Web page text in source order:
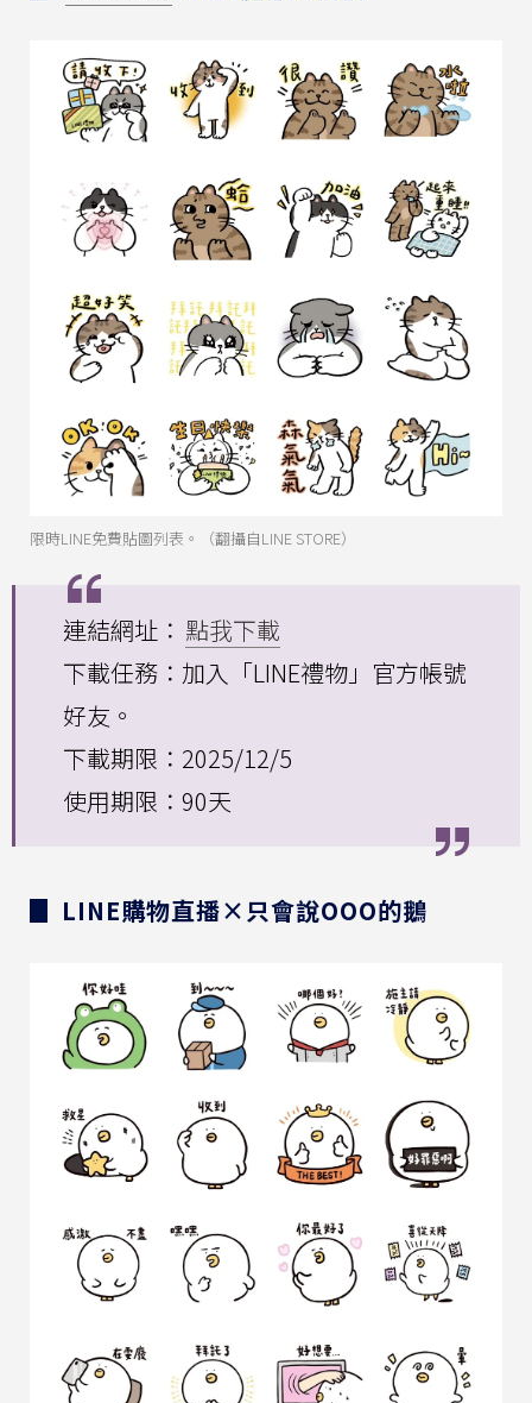
限時LINE免費貼圖列表。（翻攝自LINE STORE）
連結網址： 點我下載
下載任務：加入「LINE禮物」官方帳號
好友。
下載期限：2025/12/5
使用期限：90天
▊ LINE購物直播×只會說OOO的鵝